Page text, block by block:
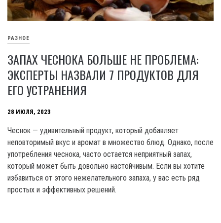
РАЗНОЕ
ЗАПАХ ЧЕСНОКА БОЛЬШЕ НЕ ПРОБЛЕМА:
ЭКСПЕРТЫ НАЗВАЛИ 7 ПРОДУКТОВ ДЛЯ
ЕГО УСТРАНЕНИЯ
28 ИЮЛЯ, 2023
Чеснок — удивительный продукт, который добавляет
неповторимый вкус и аромат в множество блюд. Однако, после
употребления чеснока, часто остается неприятный запах,
который может быть довольно настойчивым. Если вы хотите
избавиться от этого нежелательного запаха, у вас есть ряд
простых и эффективных решений.